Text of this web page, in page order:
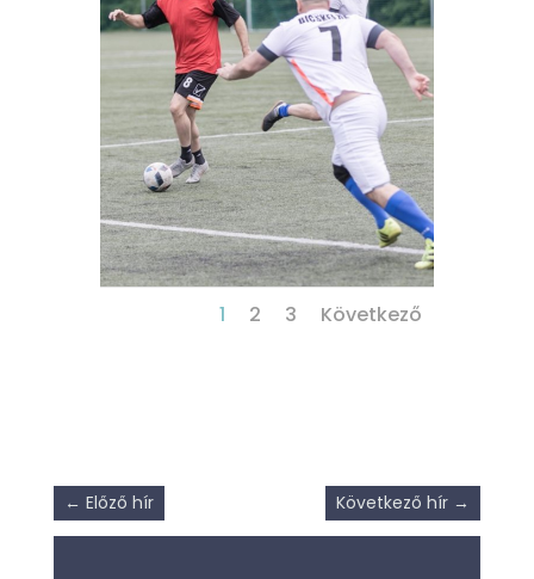
1 2 3 Következő
← Előző hír Következő hír →